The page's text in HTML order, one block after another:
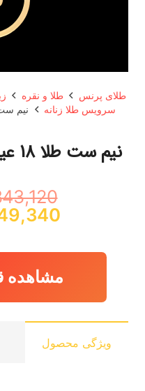
طلای پرنس طلا و نقره
سرویس طلا زنانه
نیم ست طلا 18 عیار
نیم ست طلا 18 عیار زنانه ناریا مدل گوزن
قیمت
بود.
مشاهده
ویژگی محصول